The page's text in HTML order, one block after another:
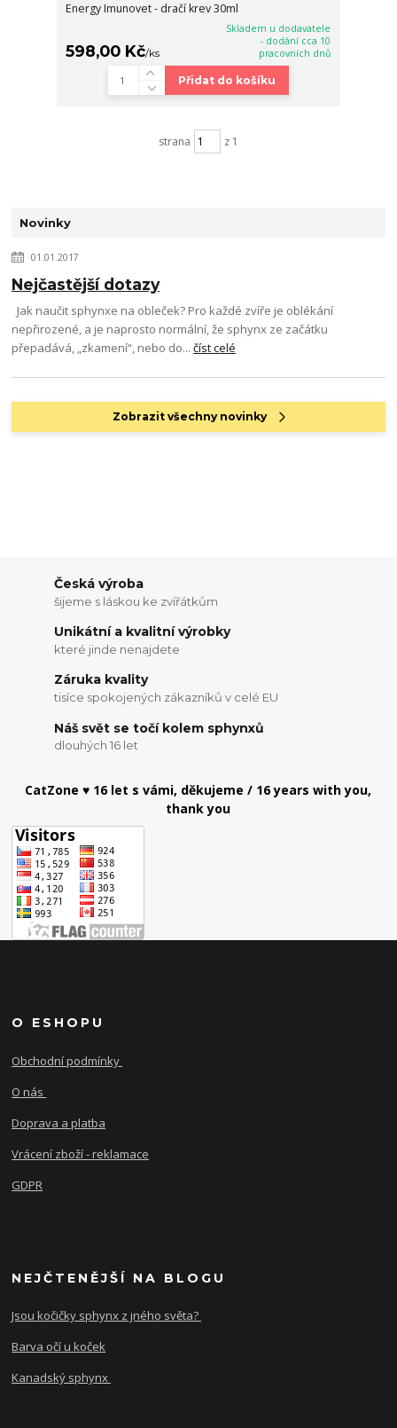
Energy Imunovet - dračí krev 30ml
598,00 Kč/ks
Skladem u dodavatele
- dodání cca 10
pracovních dnů
Přidat do košíku
strana z 1
Novinky
01.01.2017
Nejčastější dotazy
Jak naučit sphynxe na obleček? Pro každé zvíře je oblékání
nepřirozené, a je naprosto normální, že sphynx ze začátku
přepadává, „zkamení“, nebo do...číst celé
Zobrazit všechny novinky
Česká výroba
šijeme s láskou ke zvířátkům
Unikátní a kvalitní výrobky
které jinde nenajdete
Záruka kvality
tisíce spokojených zákazníků v celé EU
Náš svět se točí kolem sphynxů
dlouhých 16 let
CatZone ♥ 16 let s vámi, děkujeme / 16 years with you,
thank you
O ESHOPU
Obchodní podmínky
O nás
Doprava a platba
Vrácení zboží - reklamace
GDPR
NEJČTENĚJŠÍ NA BLOGU
Jsou kočičky sphynx z jného světa?
Barva očí u koček
Kanadský sphynx